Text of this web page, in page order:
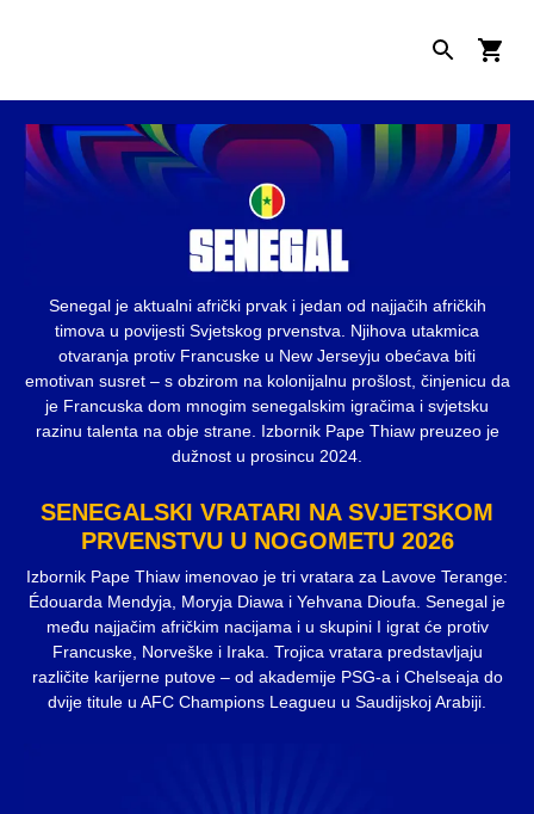
Senegal je aktualni afrički prvak i jedan od najjačih afričkih
timova u povijesti Svjetskog prvenstva. Njihova utakmica
otvaranja protiv Francuske u New Jerseyju obećava biti
emotivan susret – s obzirom na kolonijalnu prošlost, činjenicu da
je Francuska dom mnogim senegalskim igračima i svjetsku
razinu talenta na obje strane. Izbornik Pape Thiaw preuzeo je
dužnost u prosincu 2024.
SENEGALSKI VRATARI NA SVJETSKOM
PRVENSTVU U NOGOMETU 2026
Izbornik Pape Thiaw imenovao je tri vratara za Lavove Terange:
Édouarda Mendyja, Moryja Diawa i Yehvana Dioufa. Senegal je
među najjačim afričkim nacijama i u skupini I igrat će protiv
Francuske, Norveške i Iraka. Trojica vratara predstavljaju
različite karijerne putove – od akademije PSG-a i Chelseaja do
dvije titule u AFC Champions Leagueu u Saudijskoj Arabiji.